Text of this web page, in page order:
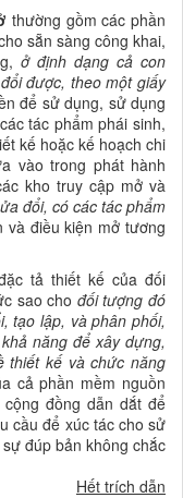
thường gồm các phần
sẵn sàng công khai,
ở định dạngcả con
được, theo một giấy
để sử dụng, sử dụng
tác phẩm phái sinh,
kế hoặc kế hoạch chi
vào trong phát hành
kho truy cập mở và
đổi, có các tác phẩm
và điều kiện mở tương
tả thiết kế của đối
sao cho đối tượng đó
tạo lập, và phân phối,
năng để xây dựng,
thiết kế và chức năng
cả phần mềm nguồn
đồng dẫn dắt để
cầu để xúc tác cho sử
đúp bản không chắc
Hết trích dẫn